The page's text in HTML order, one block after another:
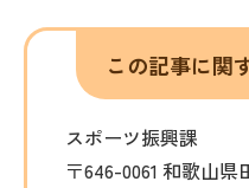
この記事に関
スポーツ振興課
〒646-0061 和歌山